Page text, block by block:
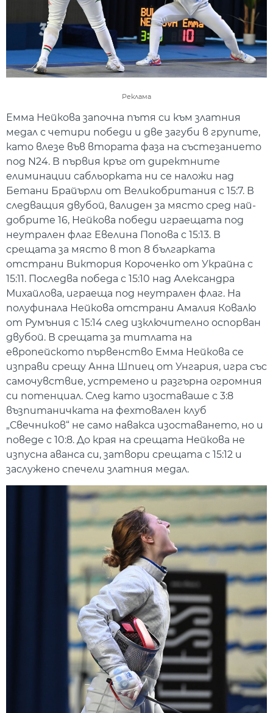
Реклама
Емма Нейкова започна пътя си към златния
медал с четири победи и две загуби в групите,
като влезе във втората фаза на състезанието
под N24. В първия кръг от директните
елиминации сабльорката ни се наложи над
Бетани Брайърли от Великобритания с 15:7. В
следващия двубой, валиден за място сред най-
добрите 16, Нейкова победи играещата под
неутрален флаг Евелина Попова с 15:13. В
срещата за място в топ 8 българката
отстрани Виктория Короченко от Украйна с
15:11. Последва победа с 15:10 над Александра
Михайлова, играеща под неутрален флаг. На
полуфинала Нейкова отстрани Амалия Ковалю
от Румъния с 15:14 след изключително оспорван
двубой. В срещата за титлата на
европейското първенство Емма Нейкова се
изправи срещу Анна Шпиец от Унгария, игра със
самочувствие, устремено и разгърна огромния
си потенциал. След като изоставаше с 3:8
възпитаничката на фехтовален клуб
„Свечников“ не само навакса изоставането, но и
поведе с 10:8. До края на срещата Нейкова не
изпусна аванса си, затвори срещата с 15:12 и
заслужено спечели златния медал.